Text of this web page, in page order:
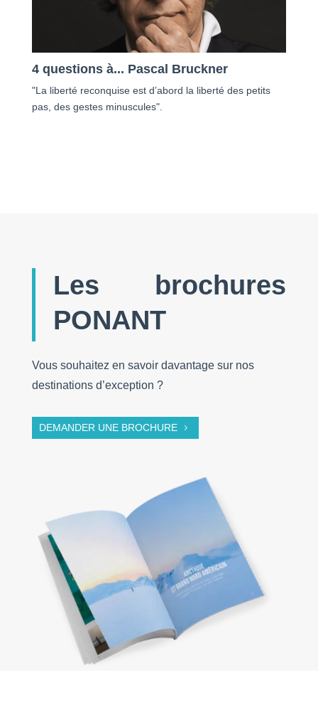
4 questions à... Pascal Bruckner
"La liberté reconquise est d’abord la liberté des petits
pas, des gestes minuscules".
Les brochures
PONANT
Vous souhaitez en savoir davantage sur nos
destinations d’exception ?
DEMANDER UNE BROCHURE